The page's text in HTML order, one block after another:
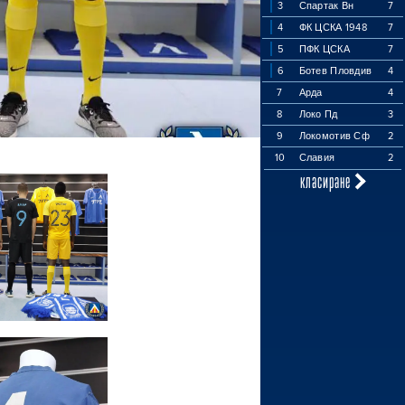
3 Спартак Вн
7
4
ФК ЦСКА 1948
7
5
ПФК ЦСКА
7
6
Ботев Пловдив
4
7
Арда
4
8
Локо Пд
3
9
Локомотив Сф
2
10
Славия 2
класиране